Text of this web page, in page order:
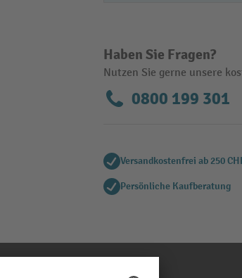
Haben Sie Fragen?
Nutzen Sie gerne unsere
0800 199 301
Versandkostenfrei ab 250
Persönliche Kaufberatung